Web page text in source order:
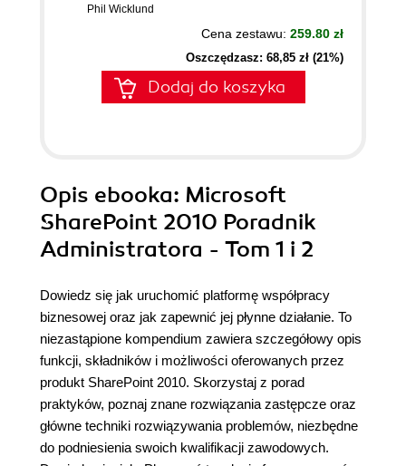
Phil Wicklund
Cena zestawu: 259.80 zł
Oszczędzasz: 68,85 zł (21%)
Dodaj do koszyka
Opis ebooka: Microsoft
SharePoint 2010 Poradnik
Administratora - Tom 1 i 2
Dowiedz się jak uruchomić platformę współpracy
biznesowej oraz jak zapewnić jej płynne działanie. To
niezastąpione kompendium zawiera szczegółowy opis
funkcji, składników i możliwości oferowanych przez
produkt SharePoint 2010. Skorzystaj z porad
praktyków, poznaj znane rozwiązania zastępcze oraz
główne techniki rozwiązywania problemów, niezbędne
do podniesienia swoich kwalifikacji zawodowych.